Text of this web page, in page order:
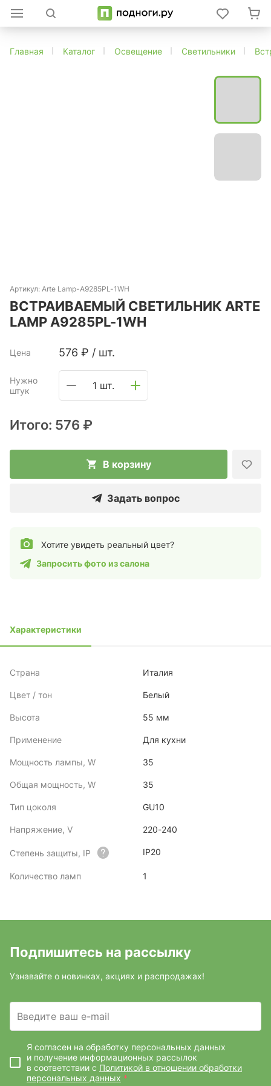
Главная Каталог Освещение Светильники
Артикул: Arte Lamp-A9285PL-1WH
ВСТРАИВАЕМЫЙ СВЕТИЛЬНИК ARTE
LAMP A9285PL-1WH
Цена 576 ₽ / шт.
Нужно
штук
1 шт.
Итого: 576 ₽
В корзину
Задать вопрос
Хотите увидеть реальный цвет?
Запросить фото из салона
Характеристики
Страна Италия
Цвет / тон Белый
Высота 55 мм
Применение Для кухни
Мощность лампы, W 35
Общая мощность, W 35
Тип цоколя GU10
Напряжение, V 220-240
Степень защиты, IP IP20
Количество ламп 1
Подпишитесь на рассылку
Узнавайте о новинках, акциях и распродажах!
Введите ваш e-mail
Я согласен на обработку персональных данных
и получение информационных рассылок
в соответствии с Политикой в отношении обработки
персональных данных *